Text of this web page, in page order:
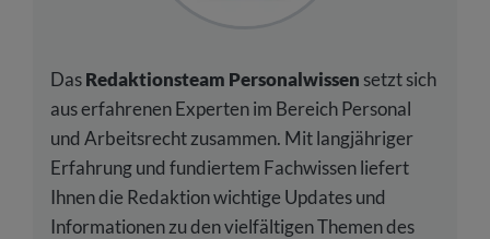
DasRedaktionsteam Personalwissen setzt sich
aus erfahrenen Experten im Bereich Personal
und Arbeitsrecht zusammen. Mit langjähriger
Erfahrung und fundiertem Fachwissen liefert
Ihnen die Redaktion wichtige Updates und
Informationen zu den vielfältigen Themen des